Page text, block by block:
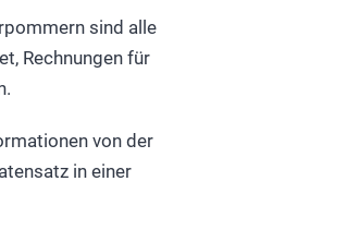
sind alle
Rechnungen für
von der
in einer